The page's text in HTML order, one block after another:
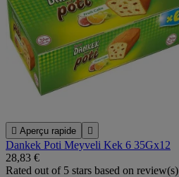
 Aperçu rapide 
Dankek Poti Meyveli Kek 6 35Gx12
28,83 €
Rated out of 5 stars based on review(s)